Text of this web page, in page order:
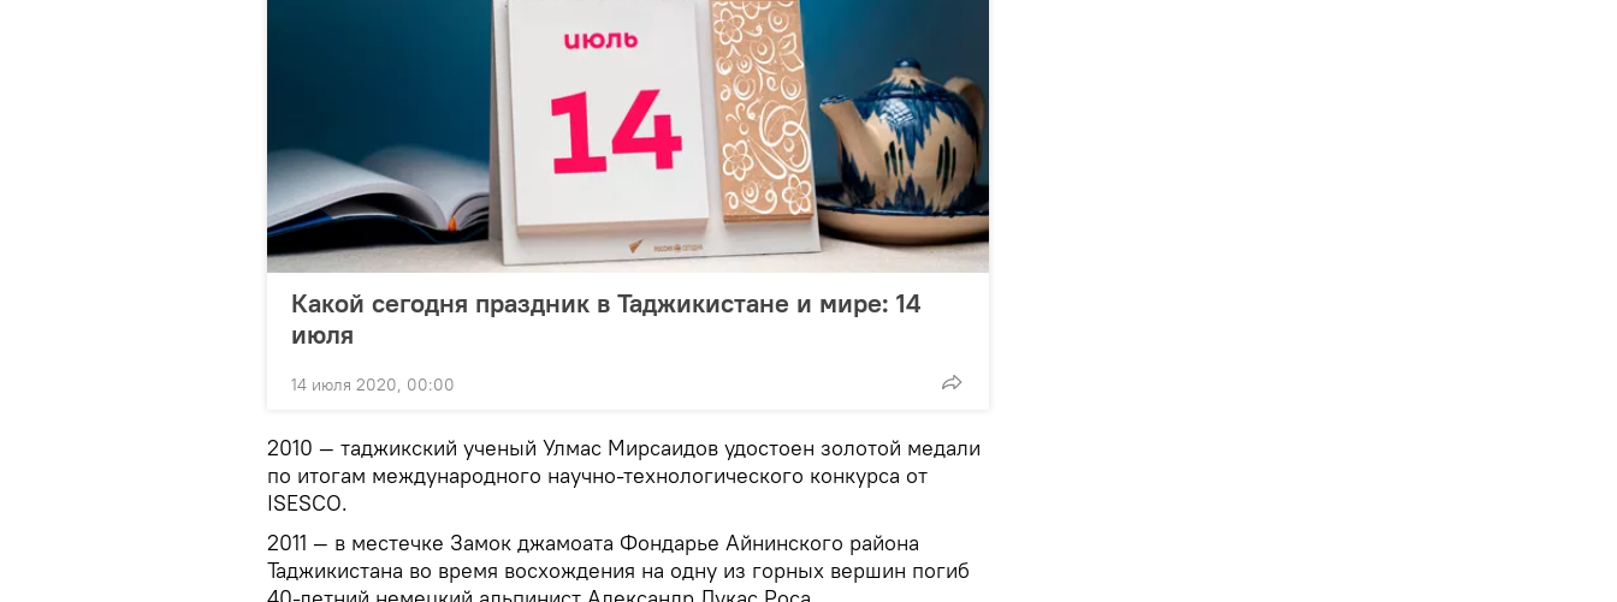
Какой сегодня праздник в Таджикистане и мире: 14
июля
14 июля 2020, 00:00
2010 — таджикский ученый Улмас Мирсаидов удостоен золотой медали
по итогам международного научно-технологического конкурса от
ISESCO.
2011 — в местечке Замок джамоата Фондарье Айнинского района
Таджикистана во время восхождения на одну из горных вершин погиб